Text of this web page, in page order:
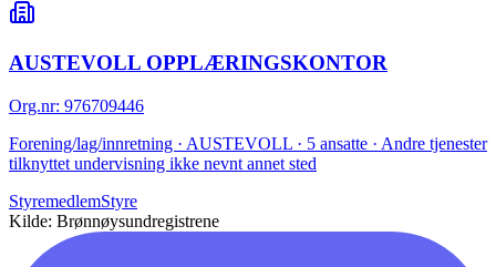
AUSTEVOLL OPPLÆRINGSKONTOR
Org.nr: 976709446
Forening/lag/innretning · AUSTEVOLL · 5 ansatte · Andre tjenester
tilknyttet undervisning ikke nevnt annet sted
StyremedlemStyre
Kilde: Brønnøysundregistrene